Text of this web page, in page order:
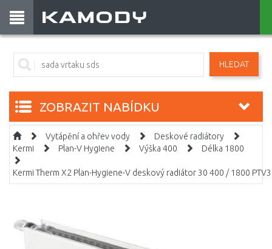
HLEDAT
ZOBRAZIT NABÍDKU
Vytápění a ohřev vody
Deskové radiátory
Kermi
Plan-V Hygiene Výška 400 Délka 1800
Kermi Therm X2 Plan-Hygiene-V deskový radiátor 30 400 / 1800